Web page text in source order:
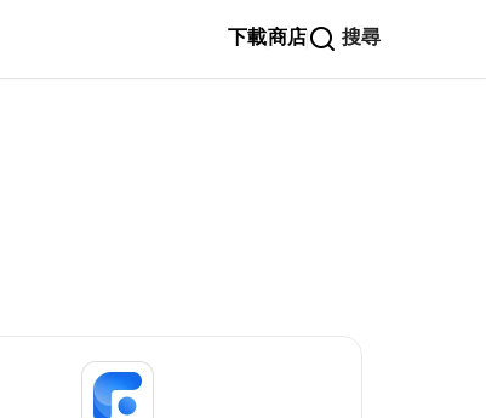
下載商店 搜尋